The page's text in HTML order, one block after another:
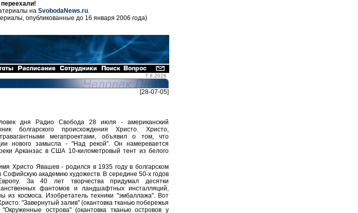
на SvobodaNews.ru.
опубликованные до 16 января 2006 года)
7.8.2026
[28-07-05]
дня Радио Свобода 28 июля - американский
болгарского происхождения Христо. Христо,
мегапроектами, объявил о том, что
нового замысла - "Над рекой". Он намеревается
Арканзас в США 10-километровый тент из белого
Христо Явашев - родился в 1935 году в болгарском
Софийскую академию художеств. В середине 50-х годов
За 40 лет творчества придумал десятки
фантомов и ландшафтных инсталляций,
из космоса. Изобретатель техники "эмбаллажа". Вот
"Завернутый залив" (окантовка тканью побережья
острова" (окантовка тканью островов у